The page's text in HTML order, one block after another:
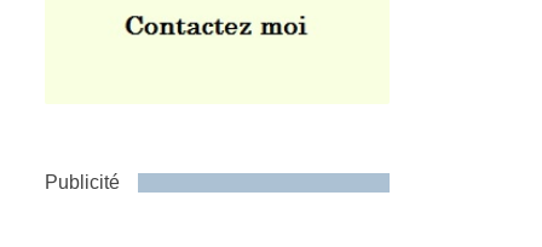
Publicité